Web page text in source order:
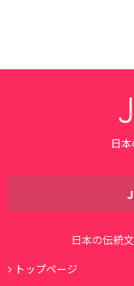
日
日本の伝統
トップページ